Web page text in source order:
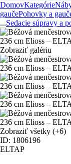
DomovKategórie
gaučePohovky a
...Sedacie súpravy a
Zobraziť galériu
Zobraziť všetky (+6)
ID: 1806196
ELTAP